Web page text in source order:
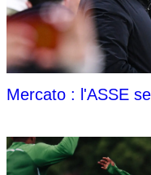
Mercato : l'ASSE